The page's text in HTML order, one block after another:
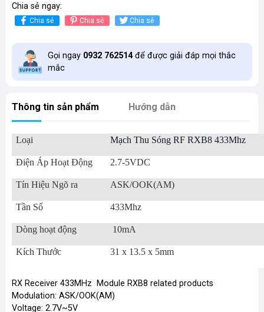
Chia sẻ ngay:
Chia sẻ Chia sẻ Chia sẻ
Gọi ngay 0932 762514để được giải đáp mọi thắc
mắc
Thông tin sản phẩm Hướng dẫn
Loại Mạch Thu Sóng RF RXB8 433Mhz
Điện Áp Hoạt Động 2.7-5VDC
Tín Hiệu Ngõ ra ASK/OOK(AM)
Tần Số 433Mhz
Dòng hoạt động 10mA
Kích Thước 31 x 13.5 x 5mm
RX Receiver 433MHz Module RXB8 related products
Modulation: ASK/OOK(AM)
Voltage: 2.7V~5V